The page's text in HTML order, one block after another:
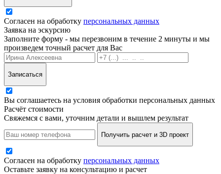
Согласен на обработку персональных данных
Заявка на эскурсию
Заполните форму - мы перезвоним в течение 2 минуты и мы
произведем точный расчет для Вас
Записаться
Вы соглашаетесь на условия обработки персональных данных
Расчёт стоимости
Свяжемся с вами, уточним детали и вышлем результат
Получить расчет и 3D проект
Согласен на обработку персональных данных
Оставьте заявку на консультацию и расчет